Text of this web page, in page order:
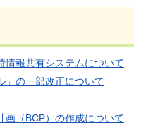
情報共有システムについて
」の一部改正について
画（BCP）の作成について